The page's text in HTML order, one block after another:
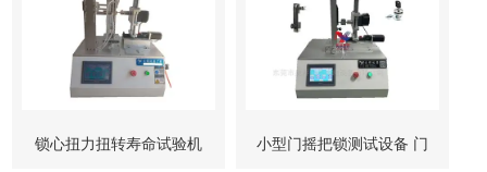
锁心扭力扭转寿命试验机 小型门摇把锁测试设备 门